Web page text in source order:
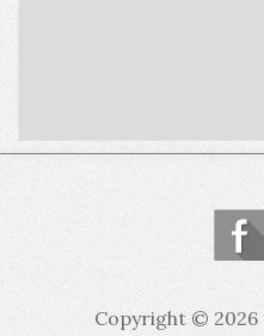
Copyright © 2026